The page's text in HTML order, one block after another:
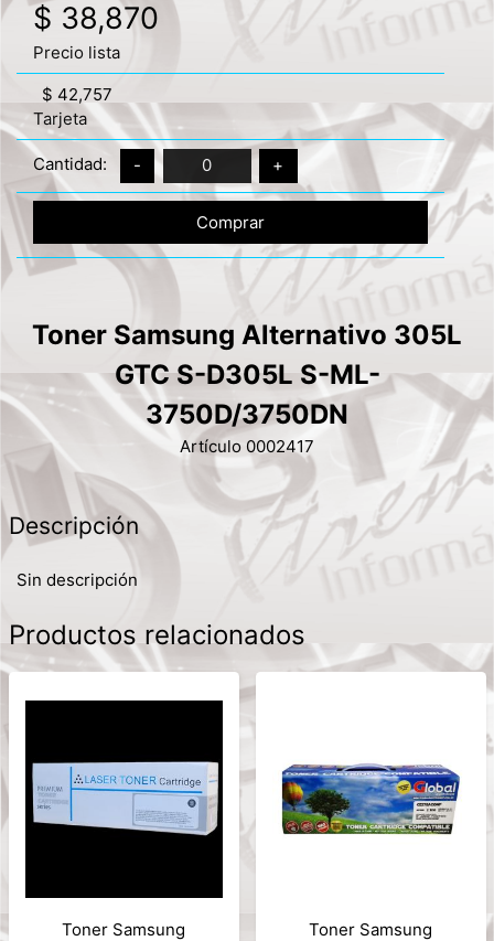
$ 38,870
Precio lista
$ 42,757
Tarjeta
Cantidad: - 0 +
Comprar
Toner Samsung Alternativo 305L
GTC S-D305L S-ML-
3750D/3750DN
Artículo 0002417
Descripción
Sin descripción
Productos relacionados
Toner Samsung
Toner Samsung